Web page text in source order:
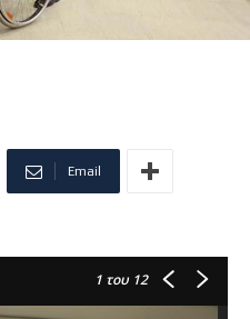
Email
1 του 12